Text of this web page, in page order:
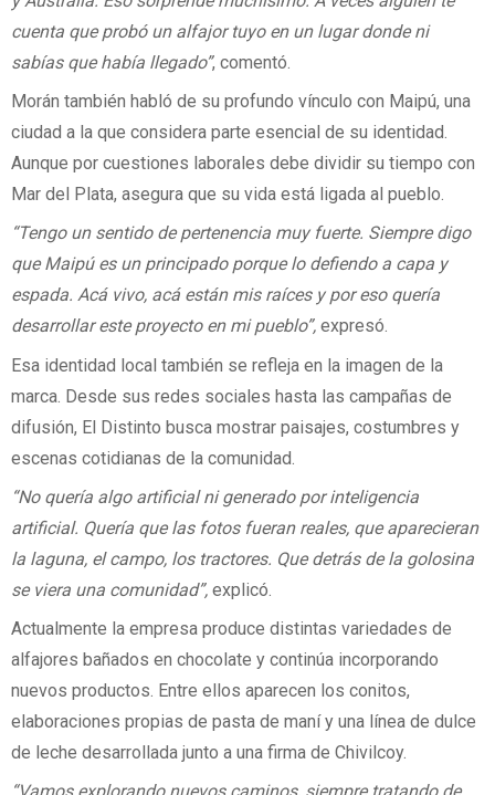
cuenta que probó un alfajor tuyo en un lugar donde ni
sabías que había llegado”, comentó.
Morán también habló de su profundo vínculo con Maipú, una
ciudad a la que considera parte esencial de su identidad.
Aunque por cuestiones laborales debe dividir su tiempo con
Mar del Plata, asegura que su vida está ligada al pueblo.
“Tengo un sentido de pertenencia muy fuerte. Siempre digo
que Maipú es un principado porque lo defiendo a capa y
espada. Acá vivo, acá están mis raíces y por eso quería
desarrollar este proyecto en mi pueblo”, expresó.
Esa identidad local también se refleja en la imagen de la
marca. Desde sus redes sociales hasta las campañas de
difusión, El Distinto busca mostrar paisajes, costumbres y
escenas cotidianas de la comunidad.
“No quería algo artificial ni generado por inteligencia
artificial. Quería que las fotos fueran reales, que aparecieran
la laguna, el campo, los tractores. Que detrás de la golosina
se viera una comunidad”, explicó.
Actualmente la empresa produce distintas variedades de
alfajores bañados en chocolate y continúa incorporando
nuevos productos. Entre ellos aparecen los conitos,
elaboraciones propias de pasta de maní y una línea de dulce
de leche desarrollada junto a una firma de Chivilcoy.